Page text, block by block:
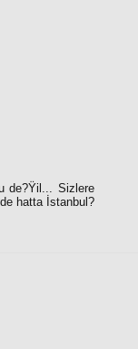
de?Ÿil... Sizlere
hatta İstanbul?